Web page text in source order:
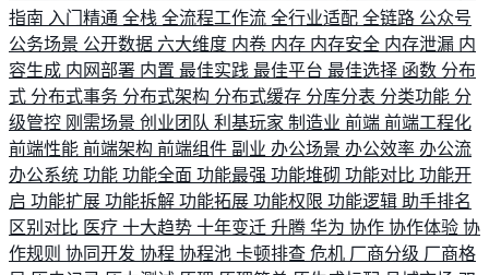
指南 入门精通 全栈 全流程工作流 全行业适配 全链路 公众号
公务场景 公开数据 六大维度 内卷 内存 内存安全 内存泄漏 内
容生成 内网部署 内置 最佳实践 最佳平台 最佳选择 函数 分布
式 分布式事务 分布式架构 分布式缓存 分库分表 分类功能 分
级管控 刚需场景 创业团队 利基玩家 制造业 前端 前端工程化
前端性能 前端架构 前端组件 副业 办公场景 办公效率 办公流
办公系统 功能 功能全面 功能最强 功能堆砌 功能对比 功能开
启 功能扩展 功能拆解 功能拓展 功能权限 功能逻辑 助手排名
区别对比 医疗 十大趋势 十年变迁 升腾 华为 协作 协作体验 协
作规则 协同开发 协程 协程池 卡顿排查 危机 厂商分级 厂商格